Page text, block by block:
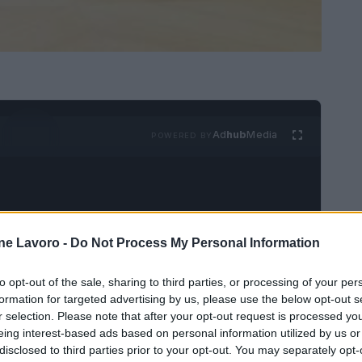
Lavoro - Do Not Process My Personal Information
opt-out of the sale, sharing to third parties, or processing of your
for targeted advertising by us, please use the below opt-out
selection. Please note that after your opt-out request is processed
interest-based ads based on personal information utilized by us
to third parties prior to your opt-out. You may separately
AdhubMedia
da Federico Testa, riunitosi il 7 maggio,
2024, che attestano una significativa
industriale, centrando in maniera